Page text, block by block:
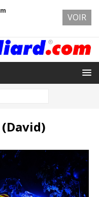
VOIR